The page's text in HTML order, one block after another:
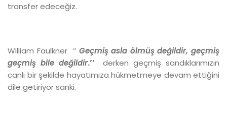
transfer edeceğiz.
William Faulkner ’’ Geçmiş asla ölmüş değildir, geçmiş
geçmiş bile değildir.’’ derken geçmiş sandıklarımızın
canlı bir şekilde hayatımıza hükmetmeye devam ettiğini
dile getiriyor sanki.